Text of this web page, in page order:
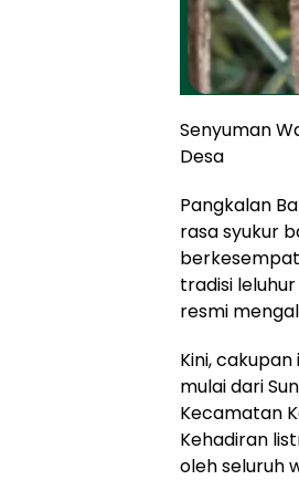
Senyuman
Desa
Pangkalan
rasa syukur
tradisi
resmi
Kini,
mulai dari
Kecamatan
Kehadiran
oleh seluruh